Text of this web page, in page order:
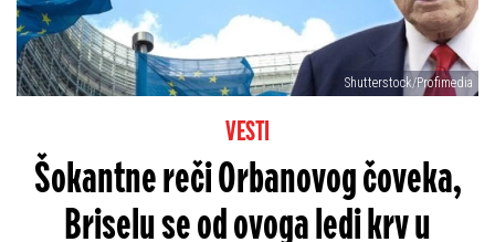
Shutterstock/Profimedia
VESTI
Šokantne reči Orbanovog čoveka,
Briselu se od ovoga ledi krv u